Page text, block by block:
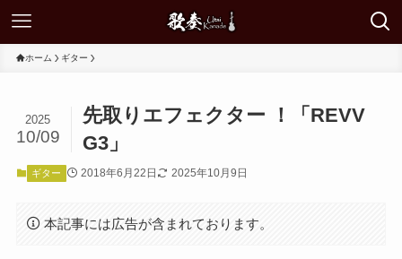
ホーム ギター
先取りエフェクター ！「REVV
G3」
2025
10/09
ギター 2018年6月22日 2025年10月9日
本記事には広告が含まれております。